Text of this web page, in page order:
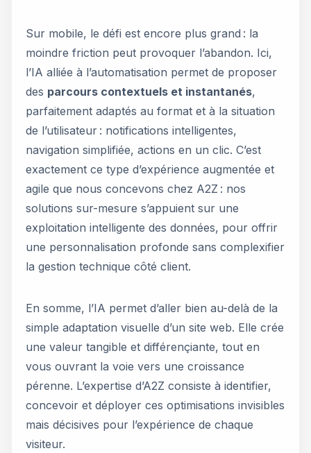
Sur mobile, le défi est encore plus grand : la
moindre friction peut provoquer l’abandon. Ici,
l’IA alliée à l’automatisation permet de proposer
des parcours contextuels et instantanés,
parfaitement adaptés au format et à la situation
de l’utilisateur : notifications intelligentes,
navigation simplifiée, actions en un clic. C’est
exactement ce type d’expérience augmentée et
agile que nous concevons chez A2Z : nos
solutions sur-mesure s’appuient sur une
exploitation intelligente des données, pour offrir
une personnalisation profonde sans complexifier
la gestion technique côté client.
En somme, l’IA permet d’aller bien au-delà de la
simple adaptation visuelle d’un site web. Elle crée
une valeur tangible et différençiante, tout en
vous ouvrant la voie vers une croissance
pérenne. L’expertise d’A2Z consiste à identifier,
concevoir et déployer ces optimisations invisibles
mais décisives pour l’expérience de chaque
visiteur.